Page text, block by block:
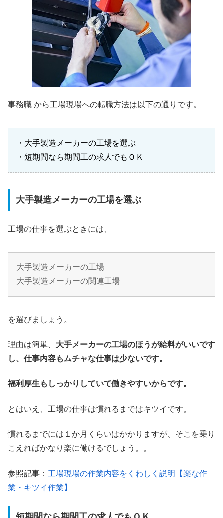
事務職 から工場現場への転職方法は以下の通りです。
・大手製造メーカーの工場を選ぶ
・短期間なら期間工の求人でもＯＫ
大手製造メーカーの工場を選ぶ
工場の仕事を選ぶときには、
大手製造メーカーの工場
大手製造メーカーの関連工場
を選びましょう。
理由は簡単、 大手メーカーの工場のほうが給料がいいです
し、仕事内容もムチャな仕事は少ないです。
福利厚生もしっかりしていて働きやすいからです。
とはいえ、工場の仕事は慣れるまではキツイです。
慣れるまでには１か月くらいはかかりますが、そこを乗り
こえればかなり楽に働けるでしょう。。
参照記事： 工場現場の作業内容をくわしく説明【楽な作
業・キツイ作業】